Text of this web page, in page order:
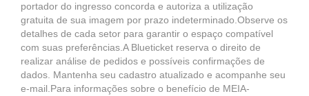
portador do ingresso concorda e autoriza a utilização
gratuita de sua imagem por prazo indeterminado.Observe os
detalhes de cada setor para garantir o espaço compatível
com suas preferências.A Blueticket reserva o direito de
realizar análise de pedidos e possíveis confirmações de
dados. Mantenha seu cadastro atualizado e acompanhe seu
e-mail.Para informações sobre o benefício de MEIA-